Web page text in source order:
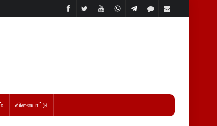
விளையாட்டு